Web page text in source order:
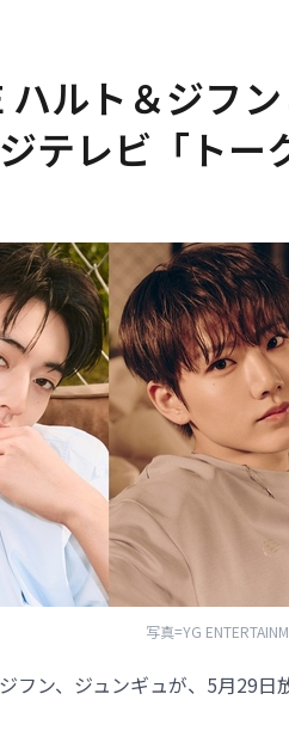
ハルト＆ジフ
テレビ「トー
写真=YG
フン、ジュンギュが、5月29